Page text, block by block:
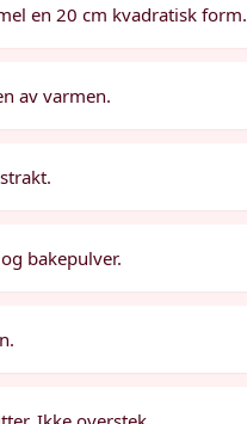
en 20 cm kvadratisk form.
av varmen.
bakepulver.